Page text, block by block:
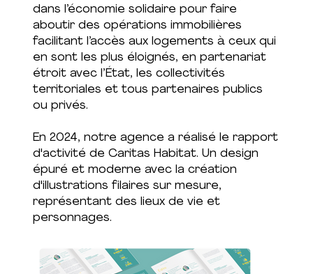
dans l’économie solidaire pour faire
aboutir des opérations immobilières
facilitant l’accès aux logements à ceux qui
en sont les plus éloignés, en partenariat
étroit avec l’État, les collectivités
territoriales et tous partenaires publics
ou privés.
En 2024, notre agence a réalisé le rapport
d'activité de Caritas Habitat. Un design
épuré et moderne avec la création
d'illustrations filaires sur mesure,
représentant des lieux de vie et
personnages.